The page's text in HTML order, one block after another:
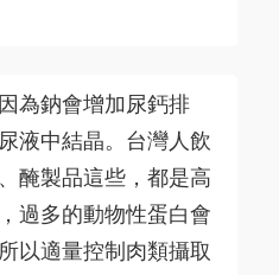
為鈉會增加尿鈣排
液中結晶。台灣人飲
醃製品這些，都是高
過多的動物性蛋白會
以適量控制肉類攝取